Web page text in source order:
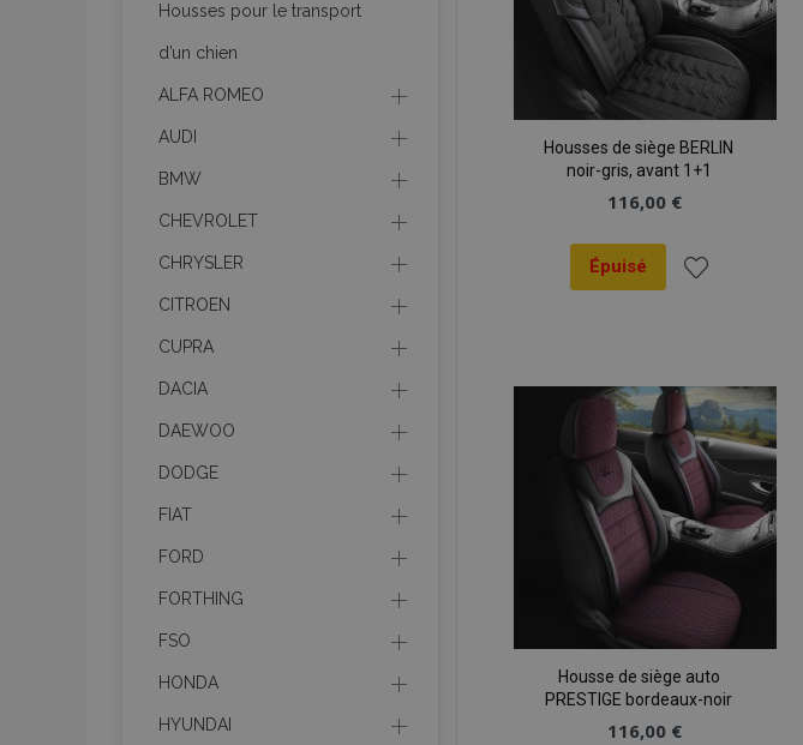
Housses de siège BERLIN
noir-gris, avant 1+1
116,00 €
Épuisé
liste
d'achats
Housse de siège auto
PRESTIGE bordeaux-noir
116,00 €
Housses pour le transport
d’un chien
ALFA ROMEO
AUDI
BMW
CHEVROLET
CHRYSLER
CITROEN
CUPRA
DACIA
DAEWOO
DODGE
FIAT
FORD
FORTHING
FSO
HONDA
HYUNDAI